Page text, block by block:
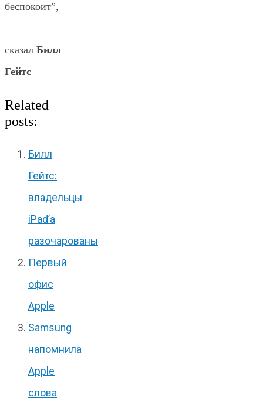
беспокоит”,
–
сказал Билл
Гейтс
Related
posts:
Билл
Гейтс:
владельцы
iPad’а
разочарованы
Первый
офис
Apple
Samsung
напомнила
Apple
слова